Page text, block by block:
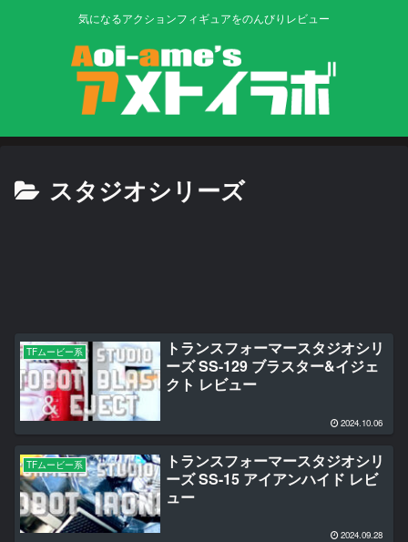
気になるアクションフィギュアをのんびりレビュー
スタジオシリーズ
TFムービー系
トランスフォーマースタジオシリ
ーズ SS-129 ブラスター&イジェ
クト レビュー
2024.10.06
TFムービー系
トランスフォーマースタジオシリ
ーズ SS-15 アイアンハイド レビ
ュー
2024.09.28